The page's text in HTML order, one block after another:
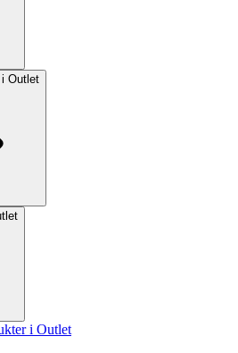
i Outlet
i Outlet